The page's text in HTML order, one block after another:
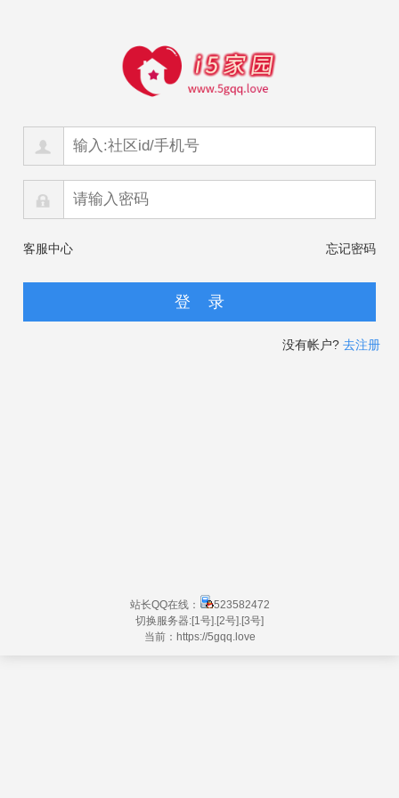
客服中心 忘记密码
没有帐户? 去注册
站长QQ在线：
523582472
切换服务器:[1号] [2号] [3号]
当前：https://5gqq.love